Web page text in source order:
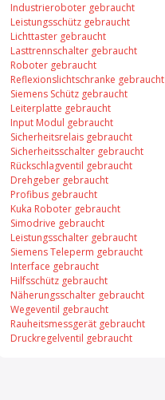
Industrieroboter gebraucht
Leistungsschütz gebraucht
Lichttaster gebraucht
Lasttrennschalter gebraucht
Roboter gebraucht
Reflexionslichtschranke gebraucht
Siemens Schütz gebraucht
Leiterplatte gebraucht
Input Modul gebraucht
Sicherheitsrelais gebraucht
Sicherheitsschalter gebraucht
Rückschlagventil gebraucht
Drehgeber gebraucht
Profibus gebraucht
Kuka Roboter gebraucht
Simodrive gebraucht
Leistungsschalter gebraucht
Siemens Teleperm gebraucht
Interface gebraucht
Hilfsschütz gebraucht
Näherungsschalter gebraucht
Wegeventil gebraucht
Rauheitsmessgerät gebraucht
Druckregelventil gebraucht